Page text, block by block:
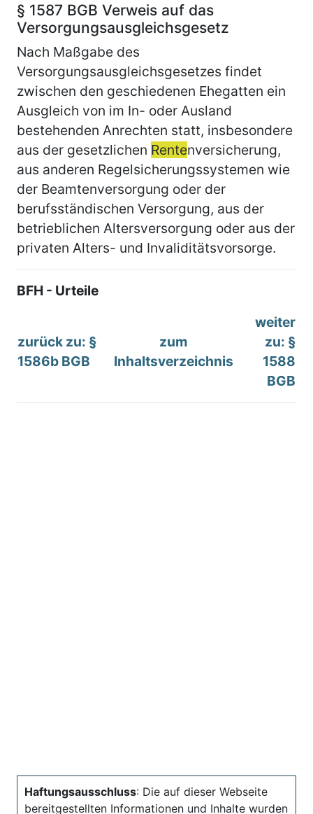
§ 1587 BGB Verweis auf das
Versorgungsausgleichsgesetz
Nach Maßgabe des
Versorgungsausgleichsgesetzes findet
zwischen den geschiedenen Ehegatten ein
Ausgleich von im In- oder Ausland
bestehenden Anrechten statt, insbesondere
aus der gesetzlichen Rentenversicherung,
aus anderen Regelsicherungssystemen wie
der Beamtenversorgung oder der
berufsständischen Versorgung, aus der
betrieblichen Altersversorgung oder aus der
privaten Alters- und Invaliditätsvorsorge.
BFH - Urteile
zurück zu: §
1586b BGB
zum
Inhaltsverzeichnis
weiter
zu: §
1588
BGB
Haftungsausschluss: Die auf dieser Webseite
bereitgestellten Informationen und Inhalte wurden